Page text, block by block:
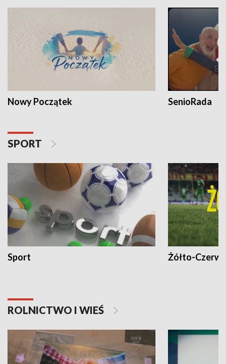
Nowy Początek SenioRada
SPORT
Sport Żółto-
ROLNICTWO I WIEŚ